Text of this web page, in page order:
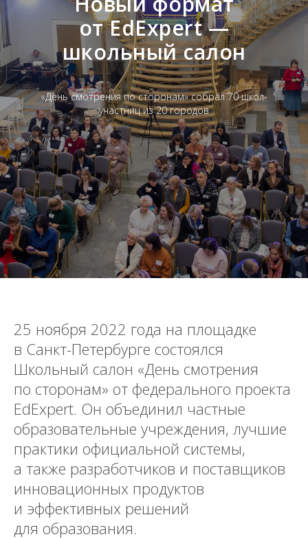
от EdExpert —
школьный салон
«День смотрения по сторонам» собрал 70 школ-
участниц из 20 городов
25 ноября 2022 года на площадке
в Санкт-Петербурге состоялся
Школьный салон «День смотрения
по сторонам» от федерального проекта
EdExpert. Он объединил частные
образовательные учреждения, лучшие
практики официальной системы,
а также разработчиков и поставщиков
инновационных продуктов
и эффективных решений
для образования.